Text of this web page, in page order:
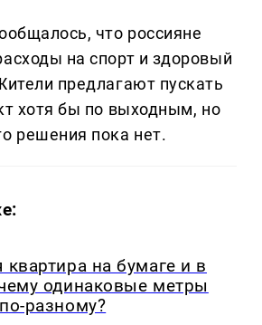
что россияне
на спорт и здоровый
предлагают пускать
хотя бы по выходным, но
решения пока нет.
квартира на бумаге и в
одинаковые метры
разному?